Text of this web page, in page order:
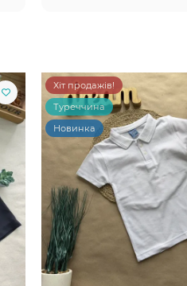
Хіт продажів!
Туреччина
Новинка